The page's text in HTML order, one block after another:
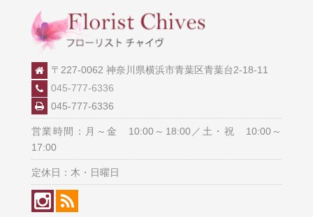
〒227-0062 神奈川県横浜市青葉区青葉台2-18-11
045-777-6336
045-777-6336
営業時間：月～金 10:00～18:00／土・祝 10:00～
17:00
定休日：木・日曜日